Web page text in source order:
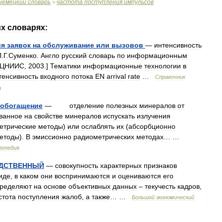
словарь > частота поступления импульсов
словарях:
заявок на обслуживание или вызовов — интенсивность
Г.Суменко Англо русский словарь по информационным
ЦНИИС 2003 .] Тематики информационные технологии в
входного потока EN arrival rate
Справочник
обогащение — отделение полезных минералов от
на свойстве минералов испускать излучения
методы) или ослаблять их (абсорбционно
). В эмиссионно радиометрических методах
— совокупность характерных признаков
в каком они воспринимаются и оцениваются его
на основе объективных данных – текучесть кадров
поступления жалоб а также Большой экономический